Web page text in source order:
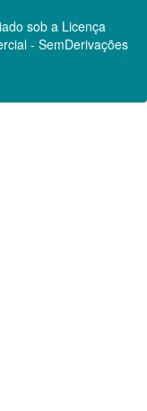
sob a Licença
- SemDerivações